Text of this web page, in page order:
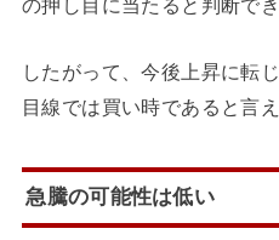
の押し目に当たると判断でき
したがって、今後上昇に転
目線では買い時であると言え
急騰の可能性は低い